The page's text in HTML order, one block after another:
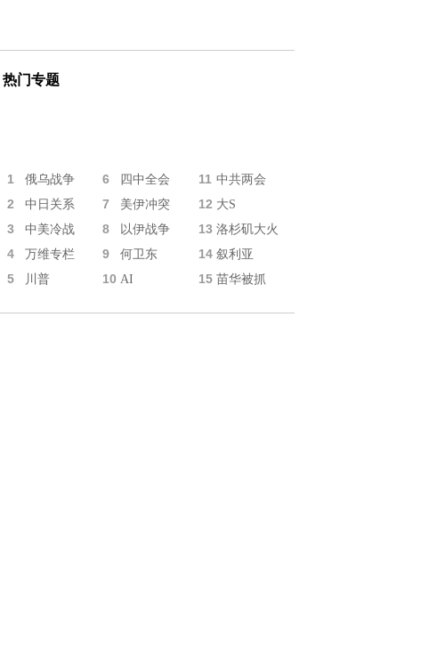
热门专题
1 俄乌战争 6 四中全会 11 中共两会
2 中日关系 7 美伊冲突 12 大S
3 中美冷战 8 以伊战争 13 洛杉矶大火
4 万维专栏 9 何卫东 14 叙利亚
5 川普 10 AI 15 苗华被抓